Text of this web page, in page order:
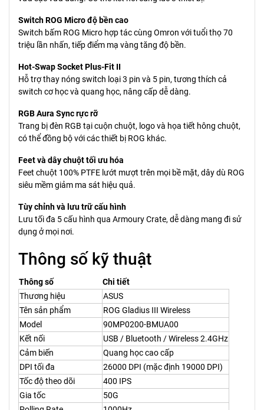
Switch ROG Micro độ bền cao
Switch bấm ROG Micro hợp tác cùng Omron với tuổi thọ 70
triệu lần nhấn, tiếp điểm mạ vàng tăng độ bền.
Hot-Swap Socket Plus-Fit II
Hỗ trợ thay nóng switch loại 3 pin và 5 pin, tương thích cả
switch cơ học và quang học, nâng cấp dễ dàng.
RGB Aura Sync rực rỡ
Trang bị đèn RGB tại cuộn chuột, logo và họa tiết hông chuột,
có thể đồng bộ với các thiết bị ROG khác.
Feet và dây chuột tối ưu hóa
Feet chuột 100% PTFE lướt mượt trên mọi bề mặt, dây dù ROG
siêu mềm giảm ma sát hiệu quả.
Tùy chỉnh và lưu trữ cấu hình
Lưu tối đa 5 cấu hình qua Armoury Crate, dễ dàng mang đi sử
dụng ở mọi nơi.
Thông số kỹ thuật
Thông số
Chi tiết
Thương hiệu
ASUS
Tên sản phẩm
ROG Gladius III Wireless
Model
90MP0200-BMUA00
Kết nối
USB / Bluetooth / Wireless 2.4GHz
Cảm biến
Quang học cao cấp
DPI tối đa
26000 DPI (mặc định 19000 DPI)
Tốc độ theo dõi
400 IPS
Gia tốc
50G